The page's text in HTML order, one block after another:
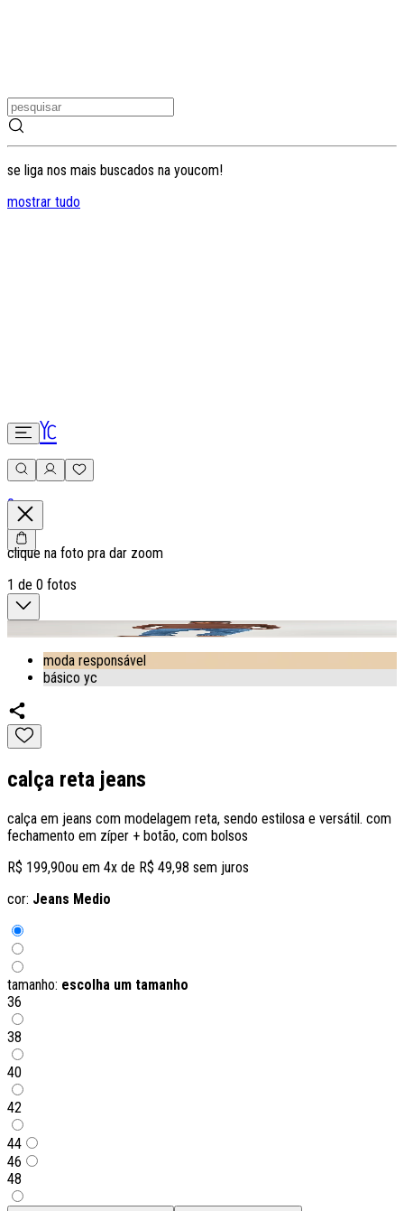
se liga nos mais buscados na youcom!
mostrar tudo
0
clique na foto pra dar zoom
1 de 0 fotos
moda responsável
básico yc
calça reta jeans
calça em jeans com modelagem reta, sendo estilosa e versátil. com
fechamento em zíper + botão, com bolsos
R$ 199,90ou em 4x de R$ 49,98 sem juros
cor: Jeans Medio
tamanho: escolha um tamanho
36
38
40
42
44
46
48